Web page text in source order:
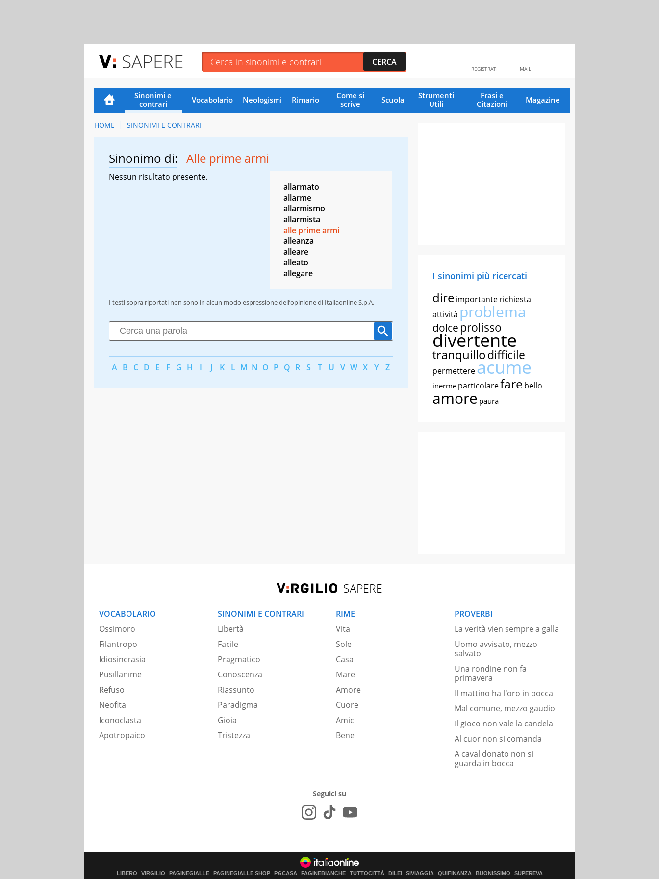
SAPERE MAIL
REGISTRATI
Sinonimi e
contrari
Vocabolario Neologismi Rimario
Come si
scrive
Scuola
Strumenti
Utili
Frasi e
Citazioni
Magazine
HOME SINONIMI E CONTRARI
Sinonimo di: Alle prime armi
Nessun risultato presente.
allarmato
allarme
allarmismo
allarmista
alle prime armi
alleanza
alleare
alleato
allegare
I testi sopra riportati non sono in alcun modo espressione dell’opinione di Italiaonline S.p.A.
A B C D E F G H I J K L M N O P Q R S T U V W X Y Z
I sinonimi più ricercati
direimportanterichiesta
attività problema
dolce prolisso
divertente
tranquillodifficile
permettereacume
inerme particolarefare bello
amore paura
SAPERE
VOCABOLARIO
Ossimoro
Filantropo
Idiosincrasia
Pusillanime
Refuso
Neofita
Iconoclasta
Apotropaico
SINONIMI E CONTRARI
Libertà
Facile
Pragmatico
Conoscenza
Riassunto
Paradigma
Gioia
Tristezza
RIME
Vita
Sole
Casa
Mare
Amore
Cuore
Amici
Bene
PROVERBI
La verità vien sempre a galla
Uomo avvisato, mezzo
salvato
Una rondine non fa
primavera
Il mattino ha l'oro in bocca
Mal comune, mezzo gaudio
Il gioco non vale la candela
Al cuor non si comanda
A caval donato non si
guarda in bocca
Seguici su
LIBERO VIRGILIO PAGINEGIALLE PAGINEGIALLE SHOP PGCASA PAGINEBIANCHE TUTTOCITTÀ DILEI SIVIAGGIA QUIFINANZA BUONISSIMO SUPEREVA